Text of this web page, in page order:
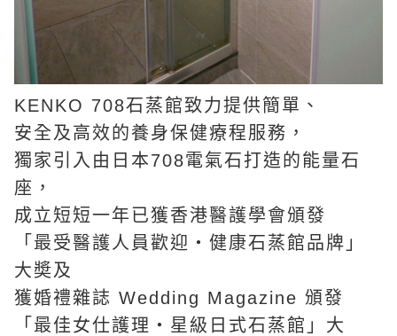
KENKO 708石蒸館致力提供簡單、
安全及高效的養身保健療程服務，
獨家引入由日本708電氣石打造的能量石
座，
成立短短一年已獲香港醫護學會頒發
「最受醫護人員歡迎・健康石蒸館品牌」
大奬及
獲婚禮雜誌 Wedding Magazine 頒發
「最佳女仕護理・星級日式石蒸館」大